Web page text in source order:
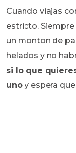
Cuando viajas
estricto. Siempre
un montón de
helados y no
si lo que
uno y espera